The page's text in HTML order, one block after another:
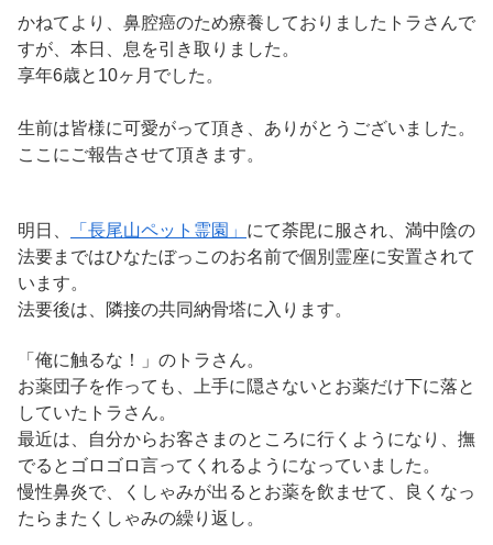
かねてより、鼻腔癌のため療養しておりましたトラさんで
すが、本日、息を引き取りました。
享年6歳と10ヶ月でした。
生前は皆様に可愛がって頂き、ありがとうございました。
ここにご報告させて頂きます。
明日、 「長尾山ペット霊園」 にて荼毘に服され、満中陰の
法要まではひなたぼっこのお名前で個別霊座に安置されて
います。
法要後は、隣接の共同納骨塔に入ります。
「俺に触るな！」のトラさん。
お薬団子を作っても、上手に隠さないとお薬だけ下に落と
していたトラさん。
最近は、自分からお客さまのところに行くようになり、撫
でるとゴロゴロ言ってくれるようになっていました。
慢性鼻炎で、くしゃみが出るとお薬を飲ませて、良くなっ
たらまたくしゃみの繰り返し。